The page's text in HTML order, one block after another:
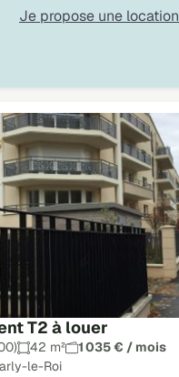
T2 à louer
42 m²
1 035 € / mois
le-Roi
Je propose une location